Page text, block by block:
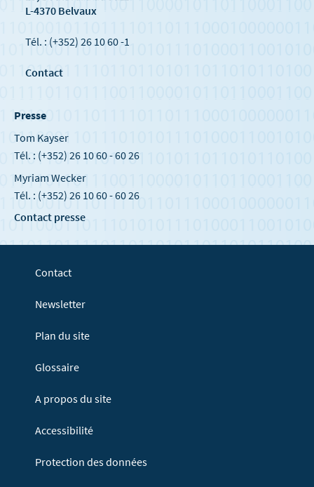
L-4370 Belvaux
Tél. : (+352) 26 10 60 -1
Contact
Presse
Tom Kayser
Tél. : (+352) 26 10 60 - 60 26
Myriam Wecker
Tél. : (+352) 26 10 60 - 60 26
Contact presse
Contact
Newsletter
Plan du site
Glossaire
A propos du site
Accessibilité
Protection des données